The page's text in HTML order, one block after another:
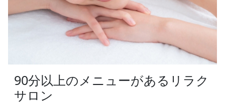
90分以上のメニューがあるリラク
サロン